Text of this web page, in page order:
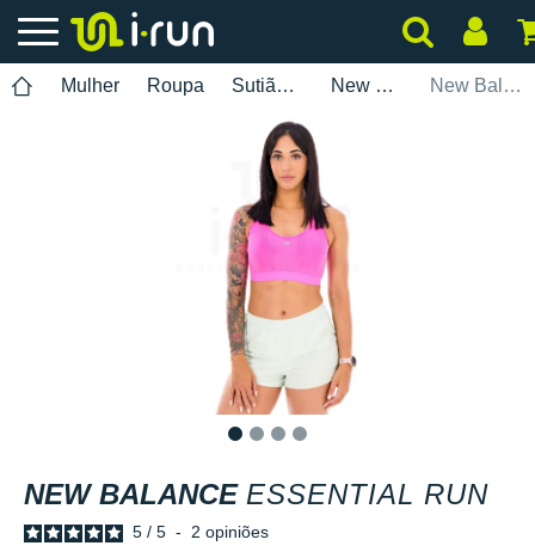
Mulher Roupa Sutiãs desportivos New Balance New Balance Essential Run
NEW BALANCE ESSENTIAL RUN
5 / 5 - 2 opiniões